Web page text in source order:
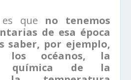
es que no tenemos
de esa época
saber, por ejemplo,
océanos, la
química de la